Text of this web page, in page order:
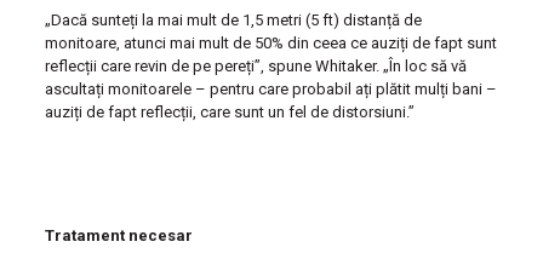
„Dacă sunteți la mai mult de 1,5 metri (5 ft) distanță de
monitoare, atunci mai mult de 50% din ceea ce auziți de fapt sunt
reflecții care revin de pe pereți”, spune Whitaker. „În loc să vă
ascultați monitoarele – pentru care probabil ați plătit mulți bani –
auziți de fapt reflecții, care sunt un fel de distorsiuni.”
Tratament necesar